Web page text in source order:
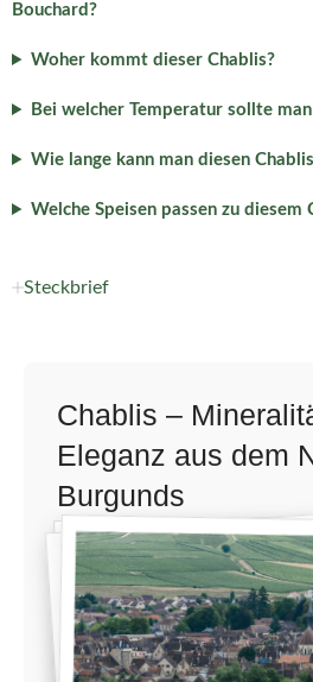
Bouchard?
Woher kommt dieser Chablis?
Bei welcher Temperatur sollte
Wie lange kann man diesen
Welche Speisen passen zu diesem
Steckbrief
Chablis –
Eleganz aus dem
Burgunds